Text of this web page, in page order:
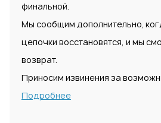
финальной.
Мы сообщим дополнительно,
цепочки восстановятся, и мы
возврат.
Приносим извинения за
Подробнее